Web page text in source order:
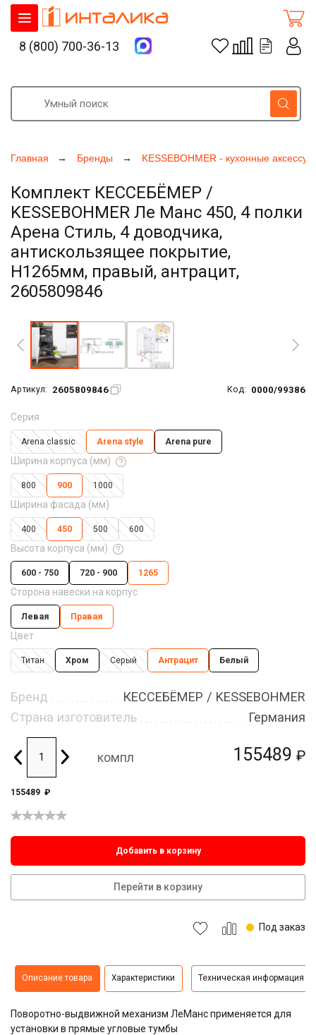
Главная Бренды KESSEBOHMER - кухонные
Комплект КЕССЕБЁМЕР /
KESSEBOHMER Ле Манс 450, 4 полки
Арена Стиль, 4 доводчика,
антискользящее покрытие,
H1265мм, правый, антрацит,
2605809846
Артикул: 2605809846 Код: 0000/99386
155489 ₽
Серия
Arena classic Arena style Arena pure
Ширина корпуса (мм)
800 900 1000
Ширина фасада (мм)
400 450 500 600
Высота корпуса (мм)
600 - 750 720 - 900 1265
Сторона навески на корпус
Левая Правая
Цвет
Титан Хром Серый Антрацит Белый
Бренд
КЕССЕБЁМЕР / KESSEBOHMER
Страна изготовитель
Германия
компл
155489 ₽
Добавить в корзину
Перейти в корзину
Под заказ
Описание товара Характеристики Техническая информация
Поворотно-выдвижной механизм ЛеМанс применяется для
установки в прямые угловые тумбы
8 (800) 700-36-13